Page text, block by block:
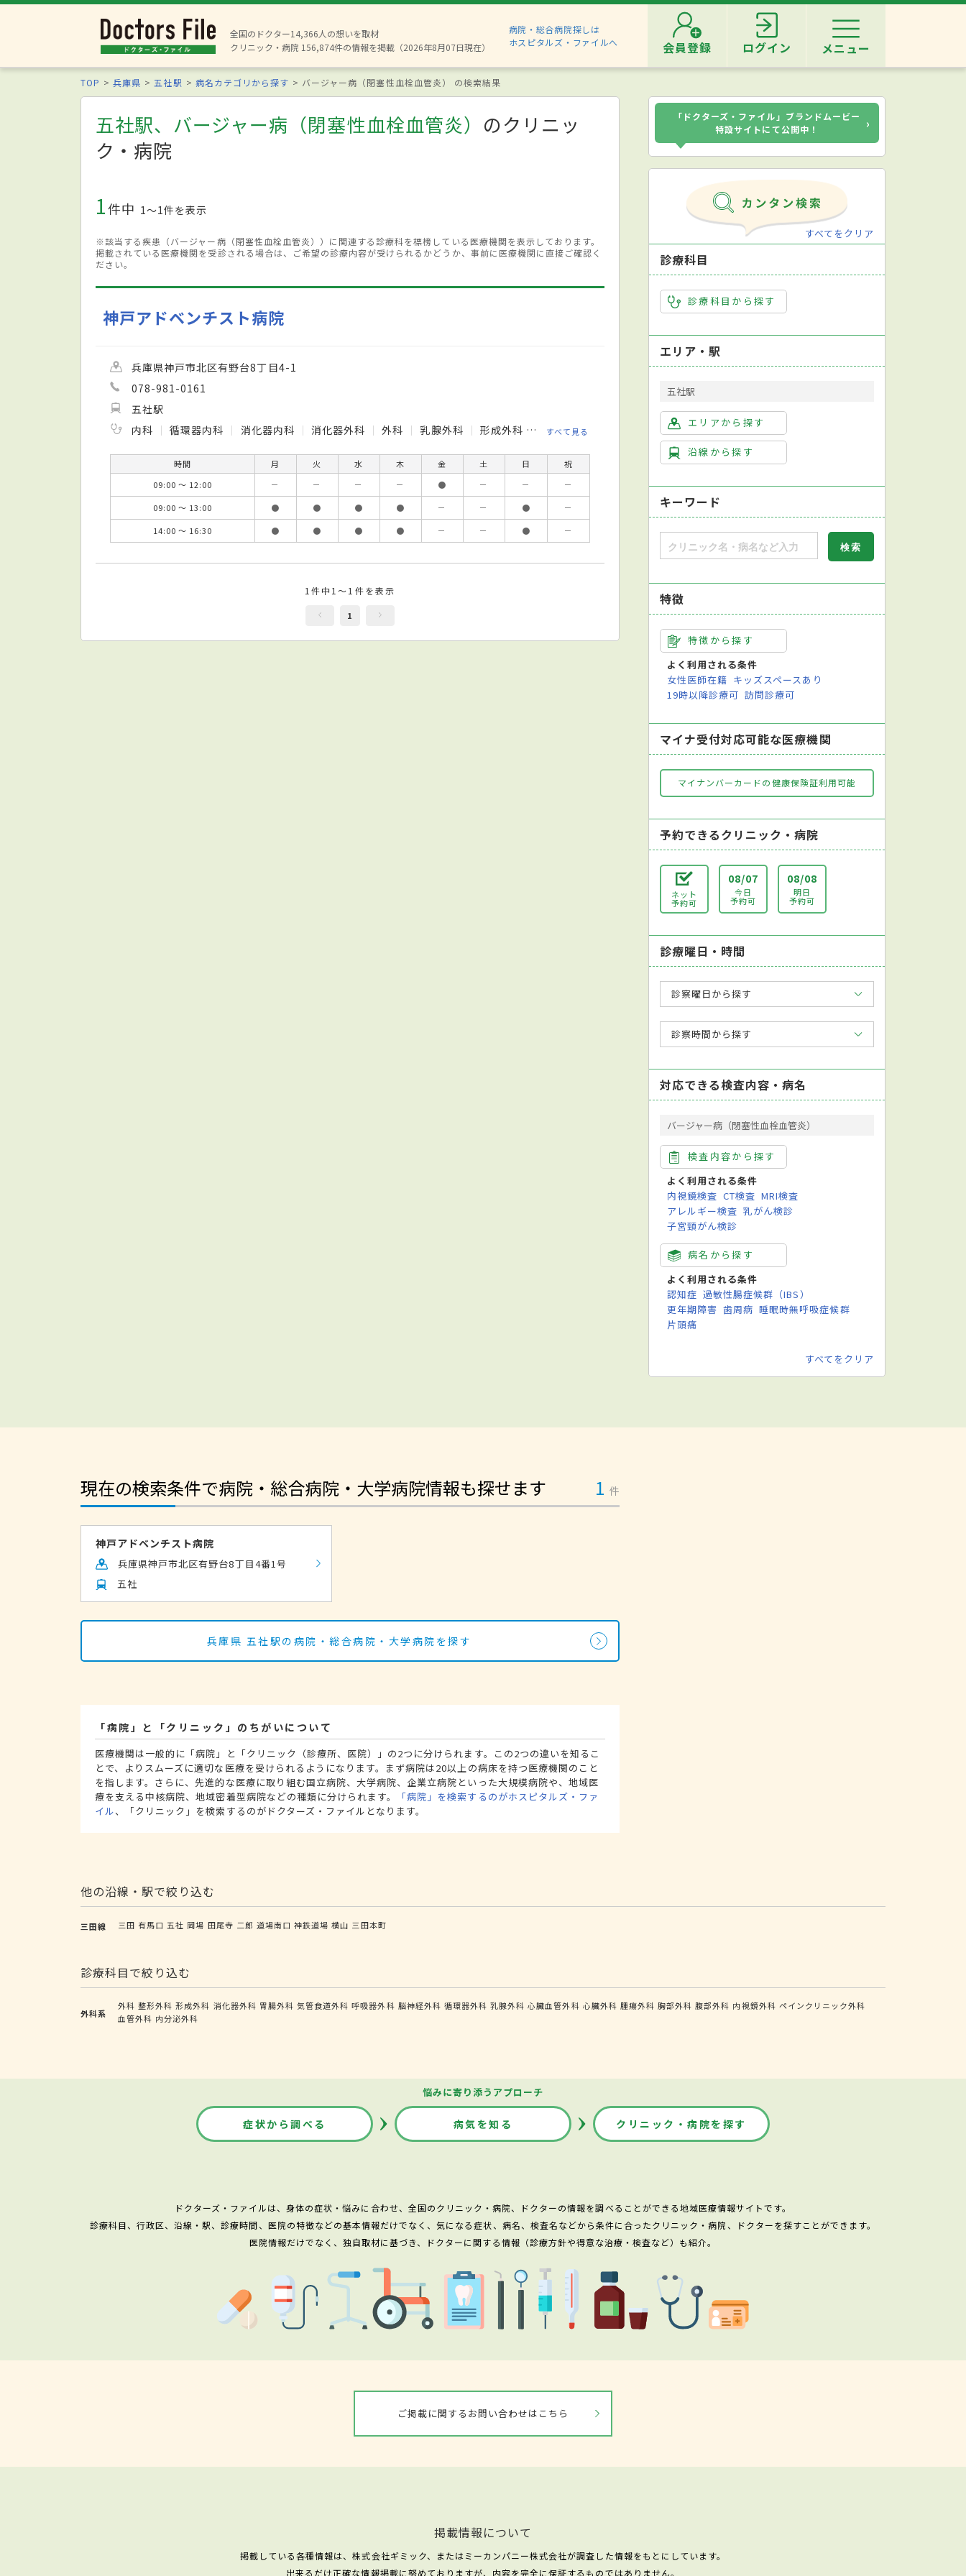
全国のドクター14,366人の想いを取材
クリニック・病院 156,874件の情報を掲載（2026年8月07日現在）
病院・総合病院探しは
ホスピタルズ・ファイルへ
会員登録 ログイン メニュー
TOP 兵庫県 五社駅 病名カテゴリから探す バージャー病（閉塞性血栓血管炎） の検索結果
五社駅、バージャー病（閉塞性血栓血管炎） のクリニッ
ク・病院
1件中 1〜1件を表示
※該当する疾患（バージャー病（閉塞性血栓血管炎））に関連する診療科を標榜している医療機関を表示しております。
掲載されている医療機関を受診される場合は、ご希望の診療内容が受けられるかどうか、事前に医療機関に直接ご確認く
ださい。
神戸アドベンチスト病院
兵庫県神戸市北区有野台8丁目4-1
078-981-0161
五社駅
内科
循環器内科 消化器内科 消化器外科 外科 乳腺外科 形成外科 整形外科 小児科 緩和ケア内科
すべて見る
時間 月 火 水 木 金 土 日
祝
09:00 ～ 12:00
－ － － － ● － －
－
09:00 ～ 13:00
● ● ● ● － － ●
－
14:00 ～ 16:30
● ● ● ● － － ● －
1件中1～1件を表示
1
「ドクターズ・ファイル」ブランドムービー
特設サイトにて公開中！
›
すべてをクリア
診療科目
診療科目から探す
エリア・駅
五社駅
エリアから探す
沿線から探す
キーワード
特徴
特徴から探す
よく利用される条件
女性医師在籍 キッズスペースあり
19時以降診療可 訪問診療可
マイナ受付対応可能な医療機関
マイナンバーカードの健康保険証利用可能
予約できるクリニック・病院
ネット
予約可
08/07
今日
予約可
08/08
明日
予約可
診療曜日・時間
診察曜日から探す
診察時間から探す
対応できる検査内容・病名
バージャー病（閉塞性血栓血管炎）
検査内容から探す
よく利用される条件
内視鏡検査 CT検査 MRI検査
アレルギー検査 乳がん検診
子宮頸がん検診
病名から探す
よく利用される条件
認知症 過敏性腸症候群（IBS）
更年期障害 歯周病 睡眠時無呼吸症候群
片頭痛
すべてをクリア
現在の検索条件で病院・総合病院・大学病院情報も探せます 1 件
神戸アドベンチスト病院
兵庫県神戸市北区有野台8丁目4番1号
五社
兵庫県 五社駅の病院・総合病院・大学病院を探す
「病院」と「クリニック」のちがいについて
医療機関は一般的に「病院」と「クリニック（診療所、医院）」の2つに分けられます。この2つの違いを知るこ
とで、よりスムーズに適切な医療を受けられるようになります。まず病院は20以上の病床を持つ医療機関のこと
を指します。さらに、先進的な医療に取り組む国立病院、大学病院、企業立病院といった大規模病院や、地域医
療を支える中核病院、地域密着型病院などの種類に分けられます。
「病院」を検索するのがホスピタルズ・ファ
イル、「クリニック」を検索するのがドクターズ・ファイルとなります。
他の沿線・駅で絞り込む
三田線 三田 有馬口 五社 岡場 田尾寺 二郎 道場南口 神鉄道場 横山 三田本町
診療科目で絞り込む
外科系
外科 整形外科 形成外科 消化器外科 胃腸外科 気管食道外科 呼吸器外科 脳神経外科 循環器外科 乳腺外科 心臓血管外科 心臓外科 腫瘍外科 胸部外科 腹部外科 内視鏡外科 ペインクリニック外科
血管外科 内分泌外科
悩みに寄り添うアプローチ
症状から調べる 病気を知る クリニック・病院を探す
ドクターズ・ファイルは、身体の症状・悩みに合わせ、全国のクリニック・病院、ドクターの情報を調べることができる地域医療情報サイトです。
診療科目、行政区、沿線・駅、診療時間、医院の特徴などの基本情報だけでなく、気になる症状、病名、検査名などから条件に合ったクリニック・病院、ドクターを探すことができます。
医院情報だけでなく、独自取材に基づき、ドクターに関する情報（診療方針や得意な治療・検査など）も紹介。
ご掲載に関するお問い合わせはこちら
掲載情報について
掲載している各種情報は、株式会社ギミック、またはミーカンパニー株式会社が調査した情報をもとにしています。
出来るだけ正確な情報掲載に努めておりますが、内容を完全に保証するものではありません。